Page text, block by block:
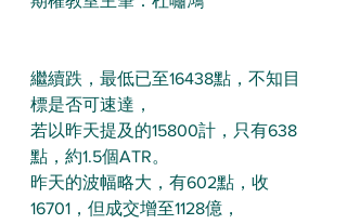
繼續跌，最低已至16438點，不知目
標是否可速達，
若以昨天提及的15800計，只有638
點，約1.5個ATR。
昨天的波幅略大，有602點，收
16701，但成交增至1128億，